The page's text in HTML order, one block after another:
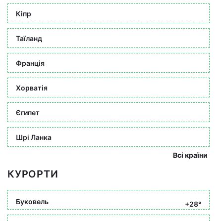
Кіпр
Таїланд
Франція
Хорватія
Єгипет
Шрі Ланка
Всі країни
КУРОРТИ
Буковель +28°